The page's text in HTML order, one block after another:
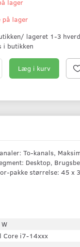
lager
på lager
lageret 1-3
i butikken
Læg i kurv
To-kanals,
Desktop,
pakke størrelse: 45 x
Core i7-14xxx